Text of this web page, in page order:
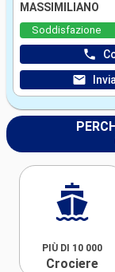
MASSIMILIANO
Soddisfazione
PIÙ DI 10 000
Crociere